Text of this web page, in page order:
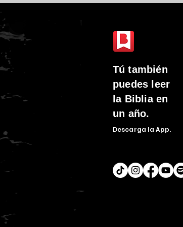
Tú también
puedes leer
la Biblia en
un año.
Descarga laApp.